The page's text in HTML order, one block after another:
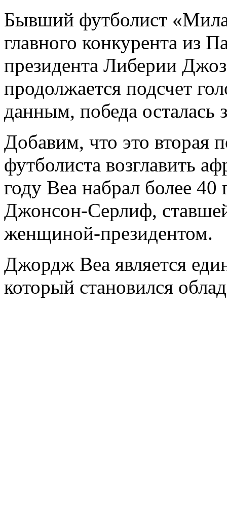
Бывший футболист
главного конкурента из
президента Либерии
продолжается подсчет
данным, победа осталась
Добавим, что это вторая
футболиста возглавить
году Веа набрал более 40
Джонсон-Серлиф,
женщиной-президентом.
Джордж Веа является
который становился